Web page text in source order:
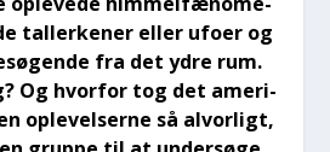
tal­ler­ke­ner eller ufo­er og
fra det ydre rum.
Og hvor­for tog det ame­ri­
ople­vel­ser­ne så alvor­ligt,